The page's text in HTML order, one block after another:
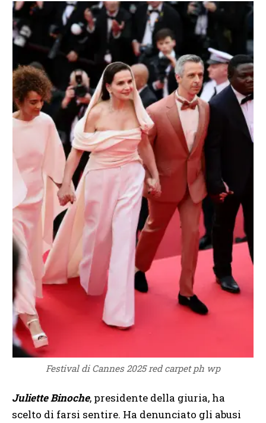
Festival di Cannes 2025 red carpet ph wp
Juliette Binoche, presidente della giuria, ha
scelto di farsi sentire. Ha denunciato gli abusi